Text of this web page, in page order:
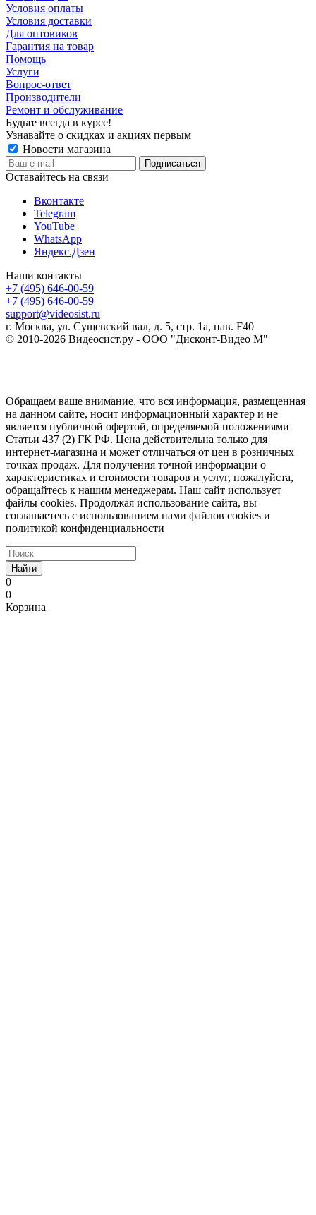
Условия оплаты
Условия доставки
Для оптовиков
Гарантия на товар
Помощь
Услуги
Вопрос-ответ
Производители
Ремонт и обслуживание
Будьте всегда в курсе!
Узнавайте о скидках и акциях первым
Новости магазина
Оставайтесь на связи
Вконтакте
Telegram
YouTube
WhatsApp
Яндекс.Дзен
Наши контакты
+7 (495) 646-00-59
+7 (495) 646-00-59
support@videosist.ru
г. Москва, ул. Сущевский вал, д. 5, стр. 1а, пав. F40
© 2010-2026 Видеосист.ру - ООО "Дисконт-Видео М"
Обращаем ваше внимание, что вся информация, размещенная
на данном сайте, носит информационный характер и не
является публичной офертой, определяемой положениями
Статьи 437 (2) ГК РФ. Цена действительна только для
интернет-магазина и может отличаться от цен в розничных
точках продаж. Для получения точной информации о
характеристиках и стоимости товаров и услуг, пожалуйста,
обращайтесь к нашим менеджерам. Наш сайт использует
файлы cookies. Продолжая использование сайта, вы
соглашаетесь с использованием нами файлов cookies и
политикой конфиденциальности
Найти
0
0
Корзина